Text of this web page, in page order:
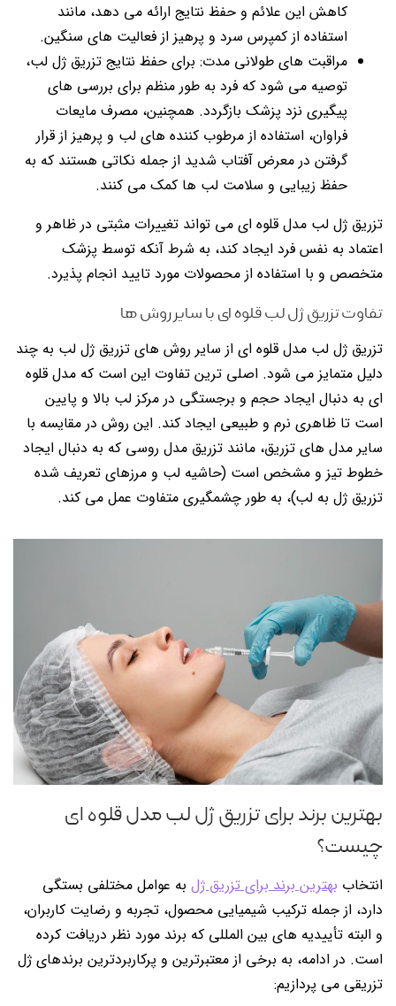
کاهش این علائم و حفظ نتایج ارائه می دهد، مانند
استفاده از کمپرس سرد و پرهیز از فعالیت های سنگین.
مراقبت های طولانی مدت: برای حفظ نتایج تزریق ژل لب،
توصیه می شود که فرد به طور منظم برای بررسی های
پیگیری نزد پزشک بازگردد. همچنین، مصرف مایعات
فراوان، استفاده از مرطوب کننده های لب و پرهیز از قرار
گرفتن در معرض آفتاب شدید از جمله نکاتی هستند که به
حفظ زیبایی و سلامت لب ها کمک می کنند.
تزریق ژل لب مدل قلوه ای می تواند تغییرات مثبتی در ظاهر و
اعتماد به نفس فرد ایجاد کند، به شرط آنکه توسط پزشک
متخصص و با استفاده از محصولات مورد تایید انجام پذیرد.
تفاوت تزریق ژل لب قلوه ای با سایر روش ها
تزریق ژل لب مدل قلوه ای از سایر روش های تزریق ژل لب به چند
دلیل متمایز می شود. اصلی ترین تفاوت این است که مدل قلوه
ای به دنبال ایجاد حجم و برجستگی در مرکز لب بالا و پایین
است تا ظاهری نرم و طبیعی ایجاد کند. این روش در مقایسه با
سایر مدل های تزریق، مانند تزریق مدل روسی که به دنبال ایجاد
خطوط تیز و مشخص است (حاشیه لب و مرزهای تعریف شده
تزریق ژل به لب)، به طور چشمگیری متفاوت عمل می کند.
بهترین برند برای تزریق ژل لب مدل قلوه ای
چیست؟
انتخاب بهترین برند برای تزریق ژل به عوامل مختلفی بستگی
دارد، از جمله ترکیب شیمیایی محصول، تجربه و رضایت کاربران،
و البته تأییدیه های بین المللی که برند مورد نظر دریافت کرده
است. در ادامه، به برخی از معتبرترین و پرکاربردترین برندهای ژل
تزریقی می پردازیم: